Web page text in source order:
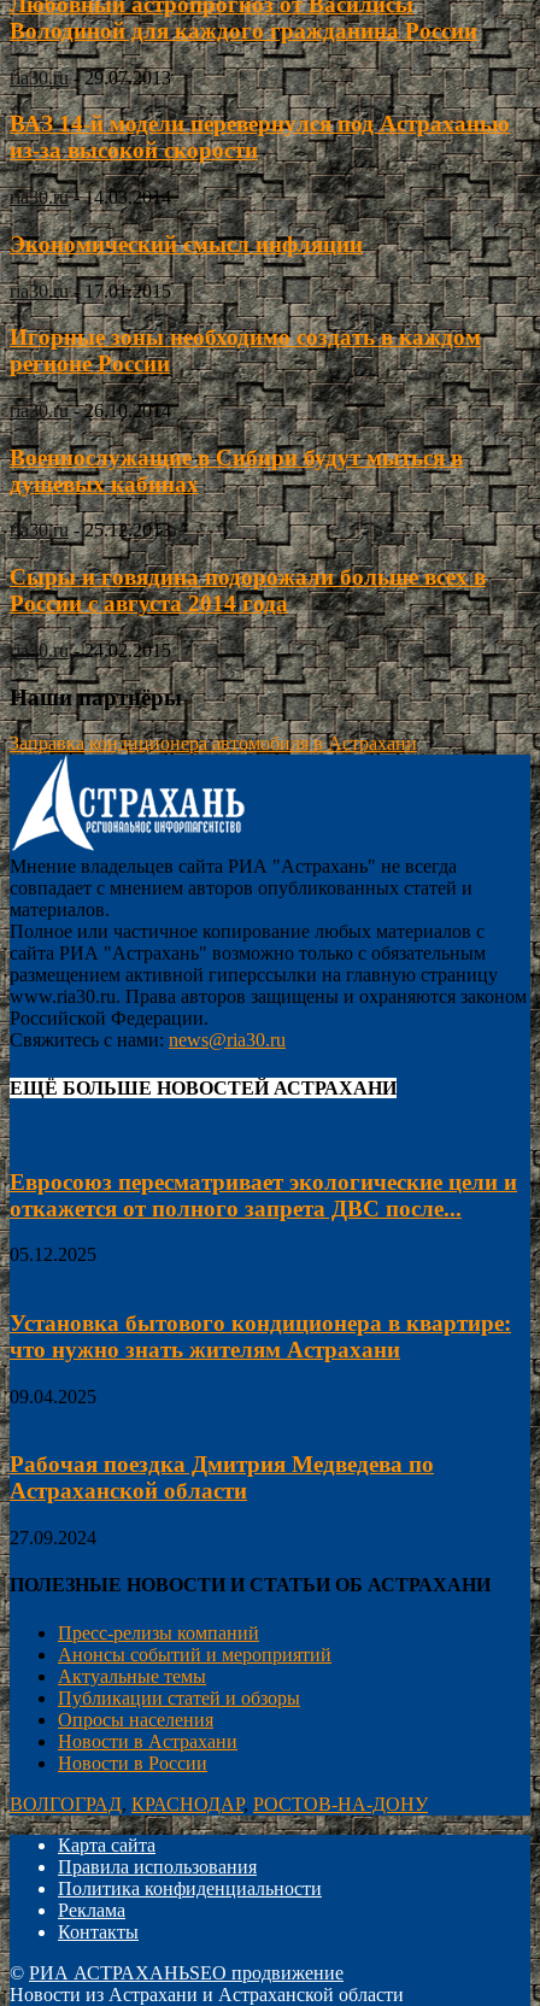
Володиной для каждого гражданина России
ria30.ru - 29.07.2013
ВАЗ 14-й модели перевернулся под Астраханью
из-за высокой скорости
ria30.ru - 14.03.2014
Экономический смысл инфляции
ria30.ru - 17.01.2015
Игорные зоны необходимо создать в каждом
регионе России
ria30.ru - 26.10.2014
Военнослужащие в Сибири будут мыться в
душевых кабинах
ria30.ru - 25.12.2013
Сыры и говядина подорожали больше всех в
России с августа 2014 года
ria30.ru - 24.02.2015
Наши партнёры
Заправка кондиционера автомобиля в Астрахани
Мнение владельцев сайта РИА "Астрахань" не всегда
совпадает с мнением авторов опубликованных статей и
материалов.
Полное или частичное копирование любых материалов с
сайта РИА "Астрахань" возможно только с обязательным
размещением активной гиперссылки на главную страницу
www.ria30.ru. Права авторов защищены и охраняются законом
Российской Федерации.
Свяжитесь с нами: news@ria30.ru
ЕЩЁ БОЛЬШЕ НОВОСТЕЙ АСТРАХАНИ
Евросоюз пересматривает экологические цели и
откажется от полного запрета ДВС после...
05.12.2025
Установка бытового кондиционера в квартире:
что нужно знать жителям Астрахани
09.04.2025
Рабочая поездка Дмитрия Медведева по
Астраханской области
27.09.2024
ПОЛЕЗНЫЕ НОВОСТИ И СТАТЬИ ОБ АСТРАХАНИ
Пресс-релизы компаний
Анонсы событий и мероприятий
Актуальные темы
Публикации статей и обзоры
Опросы населения
Новости в Астрахани
Новости в России
ВОЛГОГРАД, КРАСНОДАР, РОСТОВ-НА-ДОНУ
Карта сайта
Правила использования
Политика конфиденциальности
Реклама
Контакты
© РИА АСТРАХАНЬSEO продвижение
Новости из Астрахани и Астраханской области